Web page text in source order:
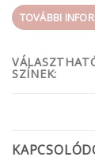
TOVÁBBI
SZÍNEK: